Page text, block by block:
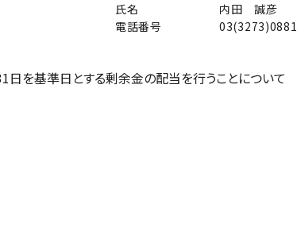
氏名
内田 誠彦
電話番号
03(3273)0881
日を基準日とする剰余金の配当を行うことについて